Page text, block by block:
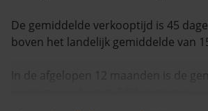
De gemiddelde verkooptijd is 45
boven het landelijk gemiddelde van
In de afgelopen 12 maanden is de